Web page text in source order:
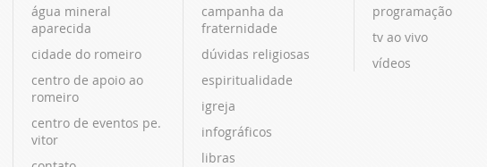
água mineral
aparecida
cidade do romeiro
centro de apoio ao
romeiro
centro de eventos pe.
vitor
campanha da
fraternidade
dúvidas religiosas
espiritualidade
igreja
infográficos
libras
programação
tv ao vivo
vídeos